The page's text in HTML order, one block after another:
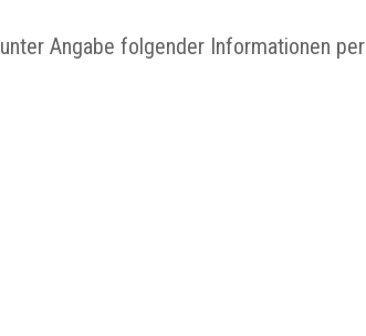
unter Angabe folgender Informationen per